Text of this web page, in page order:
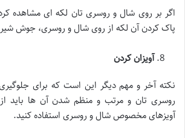
اگر بر روی شال و روسری تان لکه ای مشاهده
پاک کردن آن لکه از روی شال و روسری، جوش
آویزان کردن
نکته آخر و مهم دیگر این است که برای
روسری تان و مرتب و منظم شدن آن ها باید
آویزهای مخصوص شال و روسری استفاده کنید.